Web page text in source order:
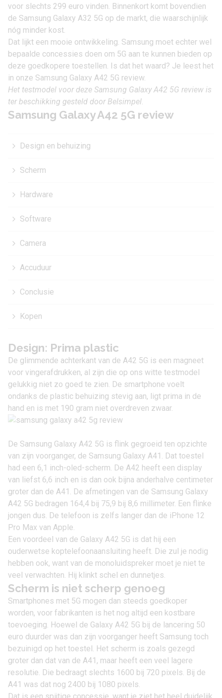
voor slechts 299 euro vinden. Binnenkort komt bovendien
de Samsung Galaxy A32 5G op de markt, die waarschijnlijk
nóg minder kost.
Dat lijkt een mooie ontwikkeling. Samsung moet echter wel
bepaalde concessies doen om 5G aan te kunnen bieden op
deze goedkopere toestellen. Is dat het waard? Je leest het
in onze Samsung Galaxy A42 5G review.
Het testmodel voor deze Samsung Galaxy A42 5G review is
ter beschikking gesteld door Belsimpel.
Samsung Galaxy A42 5G review
Design en behuizing
Scherm
Hardware
Software
Camera
Accuduur
Conclusie
Kopen
Design: Prima plastic
De glimmende achterkant van de A42 5G is een magneet
voor vingerafdrukken, al zijn die op ons witte testmodel
gelukkig niet zo goed te zien. De smartphone voelt
ondanks de plastic behuizing stevig aan, ligt prima in de
hand en is met 190 gram niet overdreven zwaar.
De Samsung Galaxy A42 5G is flink gegroeid ten opzichte
van zijn voorganger, de Samsung Galaxy A41 . Dat toestel
had een 6,1 inch-oled-scherm. De A42 heeft een display
van liefst 6,6 inch en is dan ook bijna anderhalve centimeter
groter dan de A41. De afmetingen van de Samsung Galaxy
A42 5G bedragen 164,4 bij 75,9 bij 8,6 millimeter. Een flinke
jongen dus. De telefoon is zelfs langer dan de iPhone 12
Pro Max van Apple.
Een voordeel van de Galaxy A42 5G is dat hij een
ouderwetse koptelefoonaansluiting heeft. Die zul je nodig
hebben ook, want van de monoluidspreker moet je niet te
veel verwachten. Hij klinkt schel en dunnetjes.
Scherm is niet scherp genoeg
Smartphones met 5G mogen dan steeds goedkoper
worden, voor fabrikanten is het nog altijd een kostbare
toevoeging. Hoewel de Galaxy A42 5G bij de lancering 50
euro duurder was dan zijn voorganger heeft Samsung toch
bezuinigd op het toestel. Het scherm is zoals gezegd
groter dan dat van de A41, maar heeft een veel lagere
resolutie. Die bedraagt slechts 1600 bij 720 pixels. Bij de
A41 was dat nog 2400 bij 1080 pixels.